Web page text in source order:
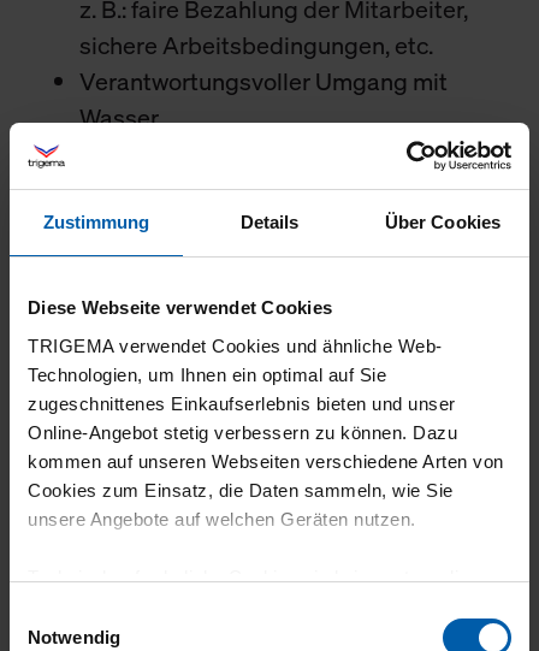
Zustimmung Details Über Cookies
Diese Webseite verwendet Cookies
TRIGEMA verwendet Cookies und ähnliche Web-
Technologien, um Ihnen ein optimal auf Sie
zugeschnittenes Einkaufserlebnis bieten und unser
Online-Angebot stetig verbessern zu können. Dazu
kommen auf unseren Webseiten verschiedene Arten von
Cookies zum Einsatz, die Daten sammeln, wie Sie
unsere Angebote auf welchen Geräten nutzen.
Technisch erforderliche Cookies sind eine notwendige
grundlegende Funktionen wie etwa zur Auswahl und
Notwendig
z. B.: faire Bezahlung der Mitarbeiter,
sichere Arbeitsbedingungen, etc.
Verantwortungsvoller Umgang mit
Wasser.
Weitere Informationen finden sie unter:
EPEA Internationale Umweltforschung
MBDC – McDonough Braungart Design
Chemistry